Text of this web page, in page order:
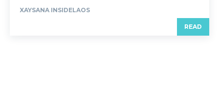
XAYSANA INSIDELAOS
READ